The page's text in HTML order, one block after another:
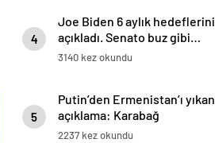
4
Joe Biden 6 aylık hedeflerini
açıkladı. Senato buz gibi…
3140 kez okundu
5
Putin’den Ermenistan’ı yıkan
açıklama: Karabağ
Azerbaycan’ın ayrılmaz bir
2237 kez okundu